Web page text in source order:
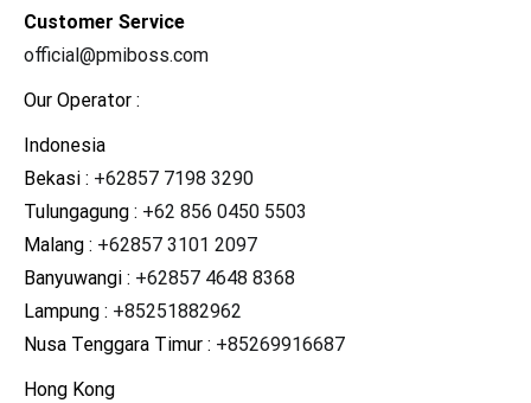
Customer Service
official@pmiboss.com
Our Operator :
Indonesia
Bekasi : +62857 7198 3290
Tulungagung : +62 856 0450 5503
Malang : +62857 3101 2097
Banyuwangi : +62857 4648 8368
Lampung : +85251882962
Nusa Tenggara Timur : +85269916687
Hong Kong